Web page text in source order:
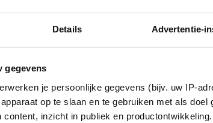
Details Advertentie-
gegevens
je persoonlijke gegevens (bijv. uw IP-
op te slaan en te gebruiken met als
content, inzicht in publiek en